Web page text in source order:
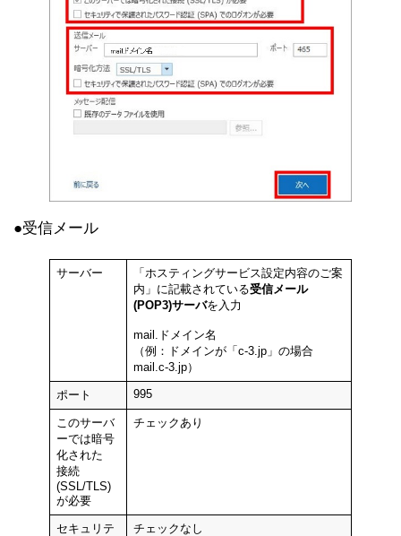
●受信メール
サーバー
「ホスティングサービス設定内容のご案
内」に記載されている受信メール
(POP3)サーバを入力
mail.ドメイン名
（例：ドメインが「c-3.jp」の場合
mail.c-3.jp）
ポート 995
このサーバ
ーでは暗号
化された
接続
(SSL/TLS)
が必要
チェックあり
セキュリテ
チェックなし